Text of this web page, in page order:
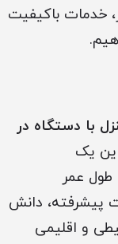
خدمات باکیفیت
با دستگاه در
یک
طول عمر
پیشرفته، دانش
و اقلیمی